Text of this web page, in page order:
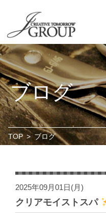
ブログ
TOP > ブログ
2025年09月01日(月)
クリアモイストスパ